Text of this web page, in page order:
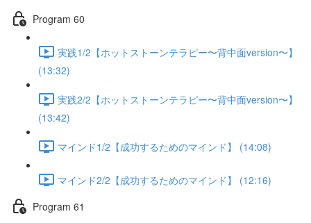
Program 60
実践1/2【ホットストーンテラピー〜背中面version〜】
(13:32)
実践2/2【ホットストーンテラピー〜背中面version〜】
(13:42)
マインド1/2【成功するためのマインド】 (14:08)
マインド2/2【成功するためのマインド】 (12:16)
Program 61